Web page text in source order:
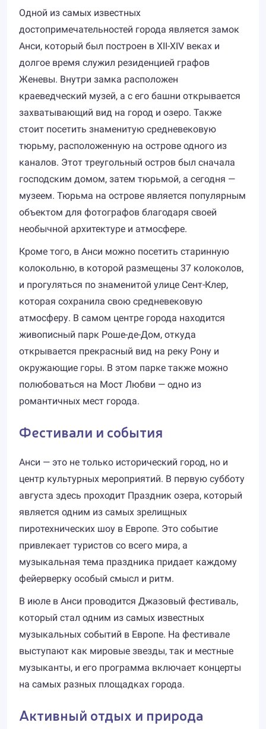
Одной из самых известных
достопримечательностей города является замок
Анси, который был построен в XII-XIV веках и
долгое время служил резиденцией графов
Женевы. Внутри замка расположен
краеведческий музей, а с его башни открывается
захватывающий вид на город и озеро. Также
стоит посетить знаменитую средневековую
тюрьму, расположенную на острове одного из
каналов. Этот треугольный остров был сначала
господским домом, затем тюрьмой, а сегодня —
музеем. Тюрьма на острове является популярным
объектом для фотографов благодаря своей
необычной архитектуре и атмосфере.
Кроме того, в Анси можно посетить старинную
колокольню, в которой размещены 37 колоколов,
и прогуляться по знаменитой улице Сент-Клер,
которая сохранила свою средневековую
атмосферу. В самом центре города находится
живописный парк Роше-де-Дом, откуда
открывается прекрасный вид на реку Рону и
окружающие горы. В этом парке также можно
полюбоваться на Мост Любви — одно из
романтичных мест города.
Фестивали и события
Анси — это не только исторический город, но и
центр культурных мероприятий. В первую субботу
августа здесь проходит Праздник озера, который
является одним из самых зрелищных
пиротехнических шоу в Европе. Это событие
привлекает туристов со всего мира, а
музыкальная тема праздника придает каждому
фейерверку особый смысл и ритм.
В июле в Анси проводится Джазовый фестиваль,
который стал одним из самых известных
музыкальных событий в Европе. На фестивале
выступают как мировые звезды, так и местные
музыканты, и его программа включает концерты
на самых разных площадках города.
Активный отдых и природа